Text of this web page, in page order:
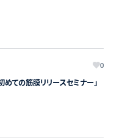
0
めての筋膜リリースセミナー」